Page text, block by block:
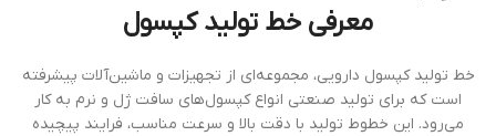
معرفی خط تولید کپسول
خط تولید کپسول دارویی، مجموعه‌ای از تجهیزات و ماشین‌آلات پیشرفته
است که برای تولید صنعتی انواع کپسول‌های سافت ژل و نرم به کار
می‌رود. این خطوط تولید با دقت بالا و سرعت مناسب، فرایند پیچیده